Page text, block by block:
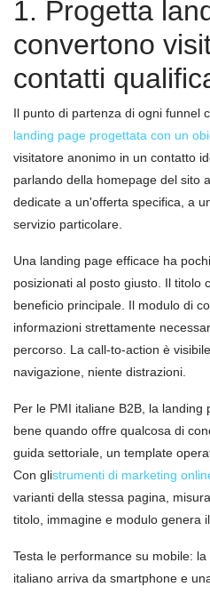
1. Progetta
convertono
contatti
Il punto di partenza di ogni funnel
landing page progettata con un
visitatore anonimo in un contatto
parlando della homepage del sito
dedicate a un'offerta specifica, a
servizio particolare.
Una landing page efficace ha
posizionati al posto giusto. Il titolo
beneficio principale. Il modulo di
informazioni strettamente
percorso. La call-to-action è
navigazione, niente distrazioni.
Per le PMI italiane B2B, la
bene quando offre qualcosa di
guida settoriale, un template
Con glistrumenti di marketing
varianti della stessa pagina,
titolo, immagine e modulo genera
Testa le performance su mobile:
italiano arriva da smartphone e